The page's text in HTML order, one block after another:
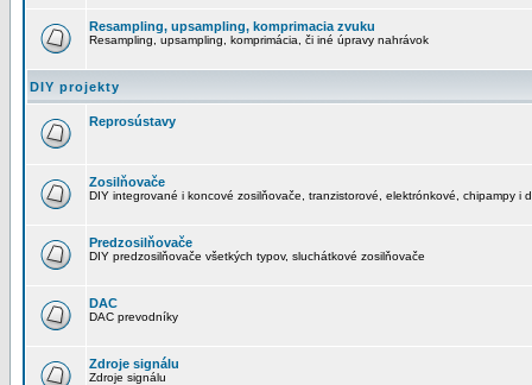
Resampling, upsampling, komprimacia zvuku
Resampling, upsampling, komprimácia, či iné úpravy nahrávok
DIY projekty
Reprosústavy
Zosilňovače
DIY integrované i koncové zosilňovače, tranzistorové, elektrónkové, chipampy i
Predzosilňovače
DIY predzosilňovače všetkých typov, sluchátkové zosilňovače
DAC
DAC prevodníky
Zdroje signálu
Zdroje signálu